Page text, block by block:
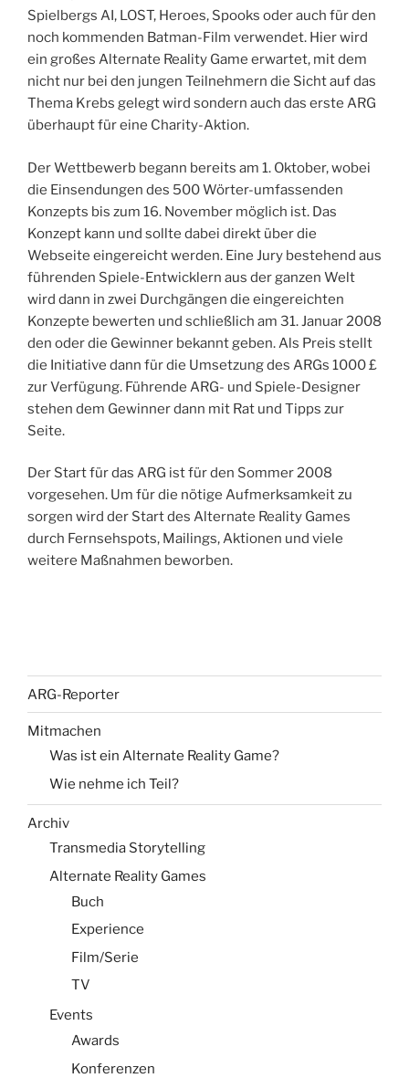
Spielbergs AI, LOST, Heroes, Spooks oder auch für den
noch kommenden Batman-Film verwendet. Hier wird
ein großes Alternate Reality Game erwartet, mit dem
nicht nur bei den jungen Teilnehmern die Sicht auf das
Thema Krebs gelegt wird sondern auch das erste ARG
überhaupt für eine Charity-Aktion.
Der Wettbewerb begann bereits am 1. Oktober, wobei
die Einsendungen des 500 Wörter-umfassenden
Konzepts bis zum 16. November möglich ist. Das
Konzept kann und sollte dabei direkt über die
Webseite eingereicht werden. Eine Jury bestehend aus
führenden Spiele-Entwicklern aus der ganzen Welt
wird dann in zwei Durchgängen die eingereichten
Konzepte bewerten und schließlich am 31. Januar 2008
den oder die Gewinner bekannt geben. Als Preis stellt
die Initiative dann für die Umsetzung des ARGs 1000 £
zur Verfügung. Führende ARG- und Spiele-Designer
stehen dem Gewinner dann mit Rat und Tipps zur
Seite.
Der Start für das ARG ist für den Sommer 2008
vorgesehen. Um für die nötige Aufmerksamkeit zu
sorgen wird der Start des Alternate Reality Games
durch Fernsehspots, Mailings, Aktionen und viele
weitere Maßnahmen beworben.
ARG-Reporter
Mitmachen
Was ist ein Alternate Reality Game?
Wie nehme ich Teil?
Archiv
Transmedia Storytelling
Alternate Reality Games
Buch
Experience
Film/Serie
TV
Events
Awards
Konferenzen